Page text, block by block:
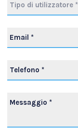
Tipo di utilizzatore *